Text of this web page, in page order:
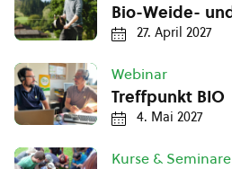
Bio-Weide-
27. April 2027
Webinar
Treffpunkt BIO
4. Mai 2027
Kurse & Seminare